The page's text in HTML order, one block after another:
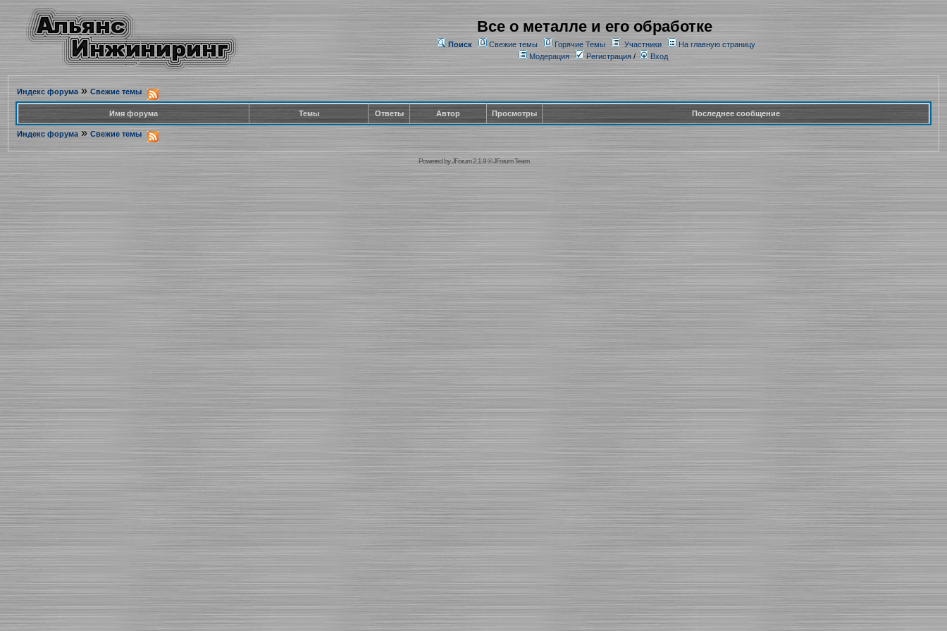
Все о металле и его обработке
Поиск Свежие темы Горячие Темы Участники
На главную страницу
Модерация
Регистрация/ Вход
Индекс форума» Свежие темы
Имя форума Темы Ответы Автор Просмотры Последнее сообщение
Индекс форума » Свежие темы
Powered byJForum 2.1.9©JForum Team